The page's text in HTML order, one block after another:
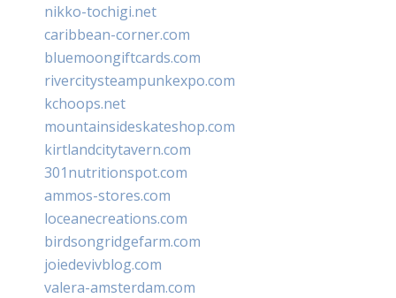
nikko-tochigi.net
caribbean-corner.com
bluemoongiftcards.com
rivercitysteampunkexpo.com
kchoops.net
mountainsideskateshop.com
kirtlandcitytavern.com
301nutritionspot.com
ammos-stores.com
loceanecreations.com
birdsongridgefarm.com
joiedevivblog.com
valera-amsterdam.com